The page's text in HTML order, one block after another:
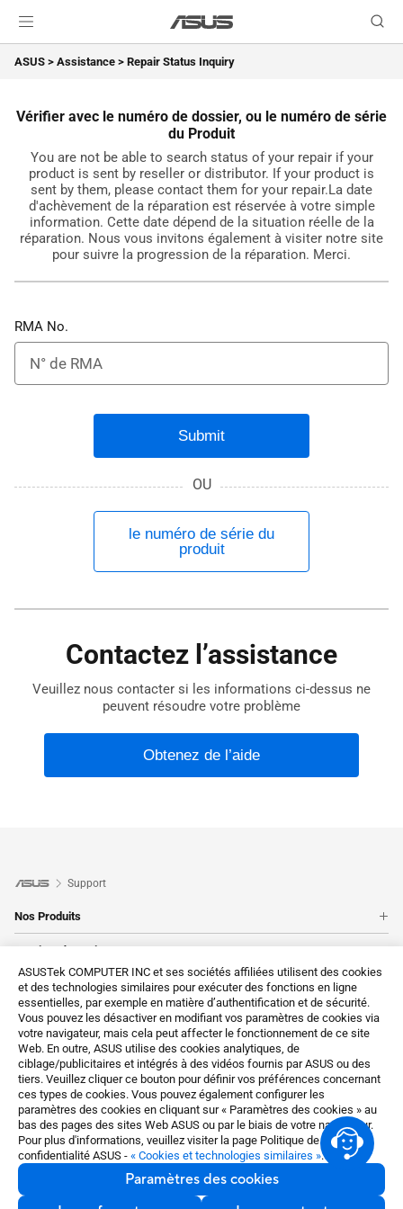
ASUSTek COMPUTER INC et ses sociétés affiliées utilisent des cookies
et des technologies similaires pour exécuter des fonctions en ligne
essentielles, par exemple en matière d’authentification et de sécurité.
Vous pouvez les désactiver en modifiant vos paramètres de cookies via
votre navigateur, mais cela peut affecter le fonctionnement de ce site
Web. En outre, ASUS utilise des cookies analytiques, de
ciblage/publicitaires et intégrés à des vidéos fournis par ASUS ou des
tiers. Veuillez cliquer ce bouton pour définir vos préférences concernant
ces types de cookies. Vous pouvez également configurer les
paramètres des cookies en cliquant sur « Paramètres des cookies » au
bas des pages des sites Web ASUS ou par le biais de votre navigateur.
Pour plus d'informations, veuillez visiter la page Politique de
confidentialité ASUS - « Cookies et technologies similaires ».
Paramètres des cookies
ASUS > Assistance > Repair Status Inquiry
Vérifier avec le numéro de dossier, ou le numéro de série
du Produit
You are not be able to search status of your repair if your
product is sent by reseller or distributor. If your product is
sent by them, please contact them for your repair.La date
d'achèvement de la réparation est réservée à votre simple
information. Cette date dépend de la situation réelle de la
réparation. Nous vous invitons également à visiter notre site
pour suivre la progression de la réparation. Merci.
RMA No.
Submit
OU
le numéro de série du
produit
Contactez l’assistance
Veuillez nous contacter si les informations ci-dessus ne
peuvent résoudre votre problème
Obtenez de l’aide
Support
Nos Produits
Cartes mères
Cartes graphiques
Ordinateurs de bureau
Moniteurs
Afficher tous les produits
Service réparation
Verifier ma garantie
Suivre ma réparation status
Trouver un centre de réparation
Support
Enregistrer mon produit
Videos support ASUS
Nous contacter
Nous appeler
Nous ecrire un email
MyASUS
Vos données personnelles
About CSR for global
Switzerland / Français